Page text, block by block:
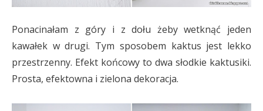
Ponacinałam z góry i z dołu żeby wetknąć jeden
kawałek w drugi. Tym sposobem kaktus jest lekko
przestrzenny. Efekt końcowy to dwa słodkie kaktusiki.
Prosta, efektowna i zielona dekoracja.